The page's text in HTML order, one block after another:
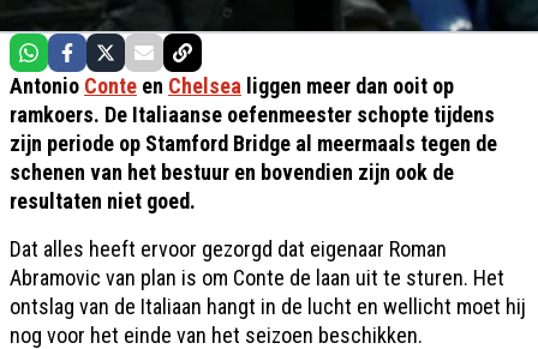
Antonio Conte en Chelsea liggen meer dan ooit op
ramkoers. De Italiaanse oefenmeester schopte tijdens
zijn periode op Stamford Bridge al meermaals tegen de
schenen van het bestuur en bovendien zijn ook de
resultaten niet goed.
Dat alles heeft ervoor gezorgd dat eigenaar Roman
Abramovic van plan is om Conte de laan uit te sturen. Het
ontslag van de Italiaan hangt in de lucht en wellicht moet hij
nog voor het einde van het seizoen beschikken.